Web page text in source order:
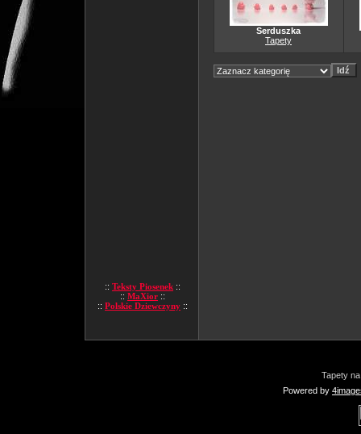
:: Teksty Piosenek ::
:: MaXior ::
:: Polskie Dziewczyny ::
Serduszka
Tapety
Tapety
Powered by